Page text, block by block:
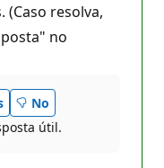
(Caso resolva,
no
No
útil.